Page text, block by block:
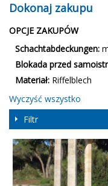
Dokonaj zakupu
OPCJE ZAKUPÓW
Schachtabdeckungen:
Blokada przed
Materiał: Riffelblech
Wyczyść wszystko
Filtr